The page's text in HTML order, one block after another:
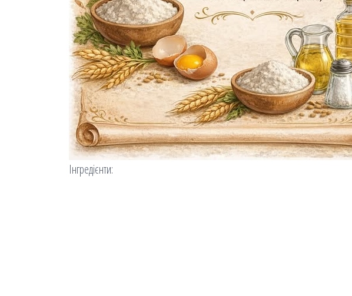
Інгредієнти: